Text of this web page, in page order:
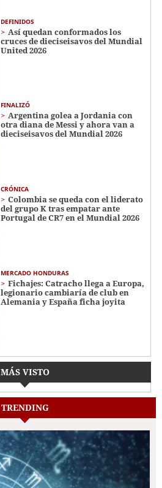
DEFINIDOS
Así quedan conformados los
cruces de dieciseisavos del Mundial
United 2026
FINALIZÓ
Argentina golea a Jordania con
otra diana de Messi y ahora van a
dieciseisavos del Mundial 2026
CRÓNICA
Colombia se queda con el liderato
del grupo K tras empatar ante
Portugal de CR7 en el Mundial 2026
MERCADO HONDURAS
Fichajes: Catracho llega a Europa,
legionario cambiaría de club en
Alemania y España ficha joyita
MÁS VISTO
TRENDING